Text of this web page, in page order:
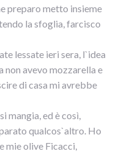
preparo metto insieme
la sfoglia, farcisco
lessate ieri sera, l`idea
non avevo mozzarella e
di casa mi avrebbe
mangia, ed è così,
qualcos`altro. Ho
mie olive Ficacci,